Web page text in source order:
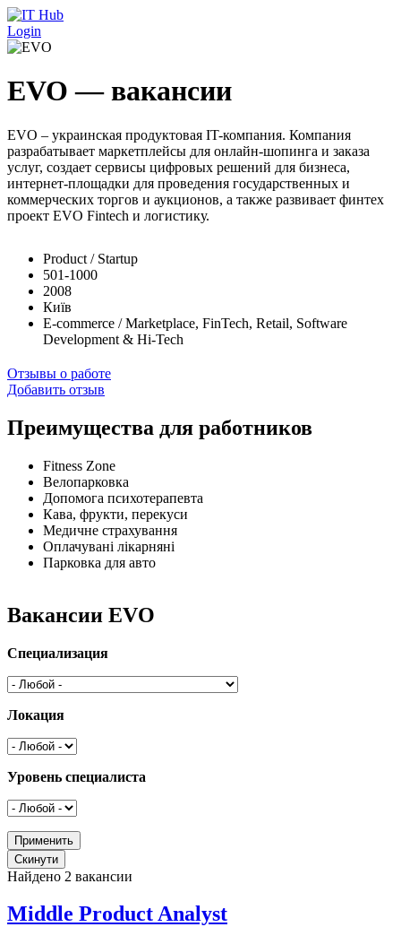
Перейти к основному содержанию
Login
EVO — вакансии
EVO – украинская продуктовая IT-компания. Компания
разрабатывает маркетплейсы для онлайн-шопинга и заказа
услуг, создает сервисы цифровых решений для бизнеса,
интернет-площадки для проведения государственных и
коммерческих торгов и аукционов, а также развивает финтех
проект EVO Fintech и логистику.
Product / Startup
501-1000
2008
Київ
E-commerce / Marketplace, FinTech, Retail, Software
Development & Hi-Tech
Отзывы о работе
Добавить отзыв
Преимущества для работников
Fitness Zone
Велопарковка
Допомога психотерапевта
Кава, фрукти, перекуси
Медичне страхування
Оплачувані лікарняні
Парковка для авто
Вакансии EVO
Специализация
Локация
Уровень специалиста
Найдено 2 вакансии
Middle Product Analyst